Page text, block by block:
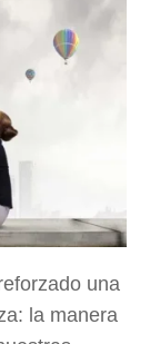
una
la manera